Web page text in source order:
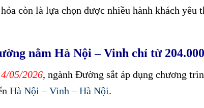
còn là lựa chọn được nhiều hành khách yêu
nằm Hà Nội – Vinh chỉ từ
05/2026, ngành Đường sắt áp dụng chương
Hà Nội – Vinh – Hà Nội.